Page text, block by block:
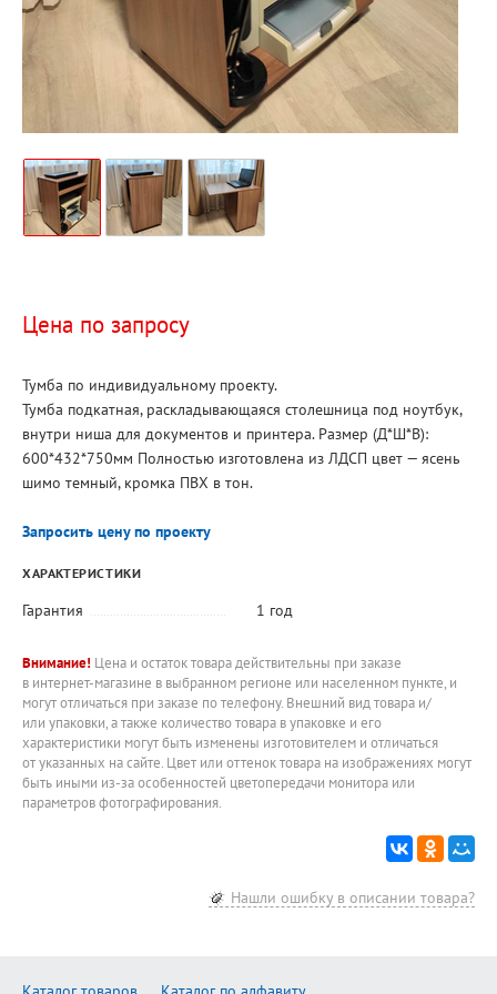
Цена по запросу
Тумба по индивидуальному проекту.
Тумба подкатная, раскладывающаяся столешница под ноутбук,
внутри ниша для документов и принтера. Размер (Д*Ш*В):
600*432*750мм Полностью изготовлена из ЛДСП цвет — ясень
шимо темный, кромка ПВХ в тон.
Запросить цену по проекту
ХАРАКТЕРИСТИКИ
Гарантия 1 год
Внимание! Цена и остаток товара действительны при заказе
в интернет-магазине в выбранном регионе или населенном пункте, и
могут отличаться при заказе по телефону. Внешний вид товара и/
или упаковки, а также количество товара в упаковке и его
характеристики могут быть изменены изготовителем и отличаться
от указанных на сайте. Цвет или оттенок товара на изображениях могут
быть иными из-за особенностей цветопередачи монитора или
параметров фотографирования.
Нашли ошибку в описании товара?